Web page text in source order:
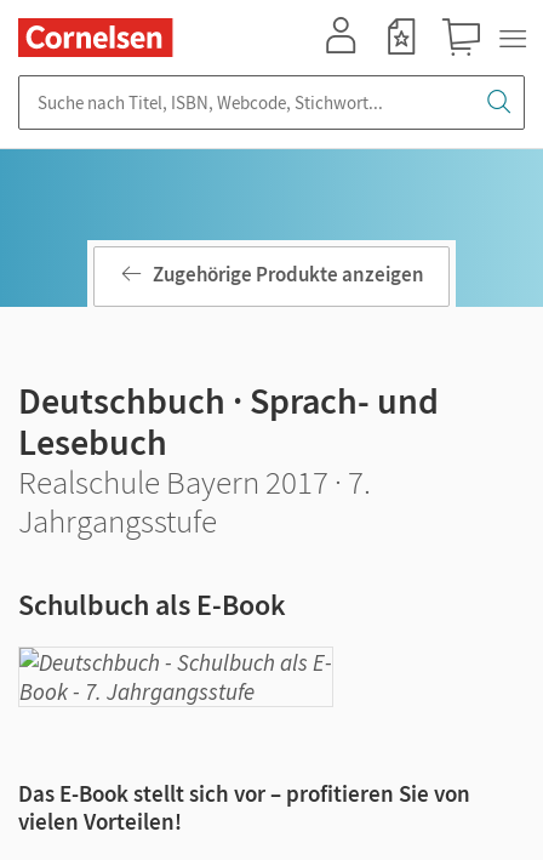
Zugehörige Produkte anzeigen
Deutschbuch · Sprach- und
Lesebuch
Realschule Bayern 2017 · 7.
Jahrgangsstufe
Schulbuch als E-Book
Das E-Book stellt sich vor – profitieren Sie von
vielen Vorteilen!